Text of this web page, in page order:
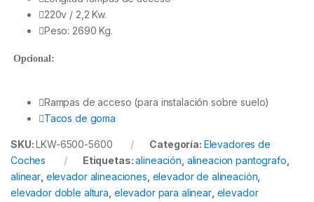
220v / 2,2 Kw.
Peso: 2690 Kg.
Opcional:
Rampas de acceso (para instalación sobre suelo)
Tacos de goma
SKU:LKW-6500-5600 Categoría: Elevadores de
Coches
Etiquetas:alineación alineacion pantografo
alinear elevador alineaciones elevador de alineación
elevador doble altura elevador para alinear, elevador